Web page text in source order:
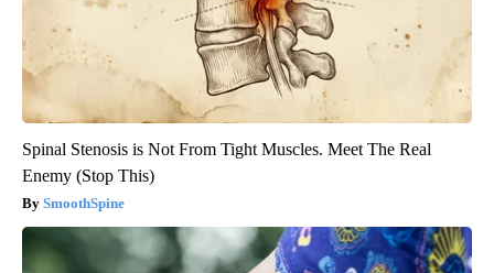
Spinal Stenosis is Not From Tight Muscles. Meet The Real
Enemy (Stop This)
SmoothSpine